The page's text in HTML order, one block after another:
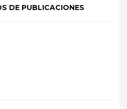
DE PUBLICACIONES